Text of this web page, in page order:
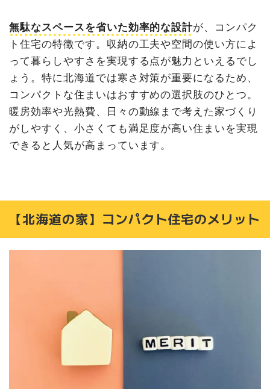
無駄なスペースを省いた効率的な設計が、コンパク
ト住宅の特徴です。収納の工夫や空間の使い方によ
って暮らしやすさを実現する点が魅力といえるでし
ょう。特に北海道では寒さ対策が重要になるため、
コンパクトな住まいはおすすめの選択肢のひとつ。
暖房効率や光熱費、日々の動線まで考えた家づくり
がしやすく、小さくても満足度が高い住まいを実現
できると人気が高まっています。
【北海道の家】コンパクト住宅のメリット